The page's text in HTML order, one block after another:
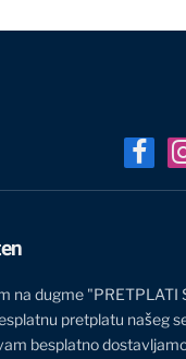
na dugme "PRETPLATI
pretplatu našeg
besplatno